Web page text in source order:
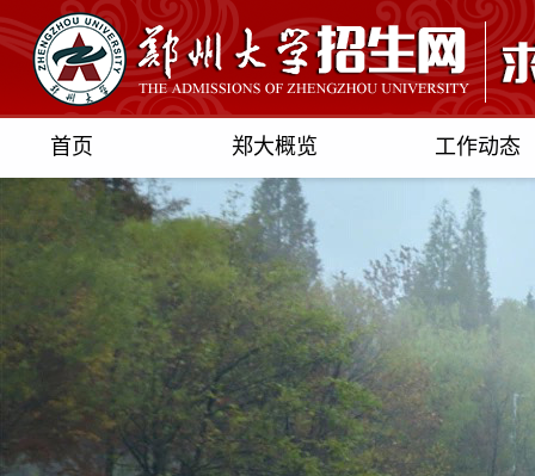
首页 郑大概览 工作动态